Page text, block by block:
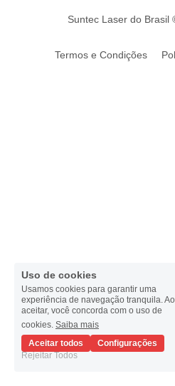
Automação
Suntec Laser do Brasil
Termos e Condições
Uso de cookies
Usamos cookies para garantir uma
experiência de navegação tranquila. Ao
aceitar, você concorda com o uso de
cookies. Saiba mais
Aceitar todos
Configurações
Rejeitar Todos